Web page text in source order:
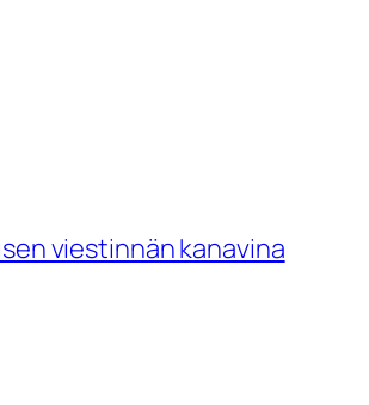
viestinnän kanavina